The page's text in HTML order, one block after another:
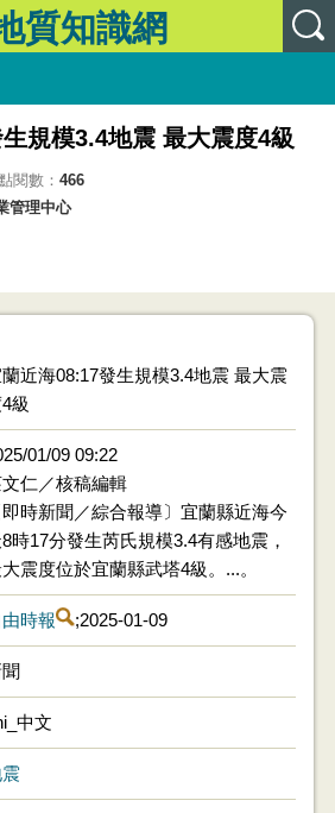
規模3.4地震 最大震度4級
閱數： 466
管理中心
近海08:17發生規模3.4地震 最大震
級
01/09 09:22
仁／核稿編輯
即時新聞／綜合報導〕宜蘭縣近海今
時17分發生芮氏規模3.4有感地震，
震度位於宜蘭縣武塔4級。...。
由時報 ;2025-01-09
中文